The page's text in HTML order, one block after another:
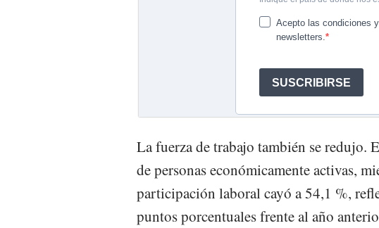
La fuerza de trabajo también se
de personas económicamente activas,
participación laboral cayó a 54,1 %,
puntos porcentuales frente al año